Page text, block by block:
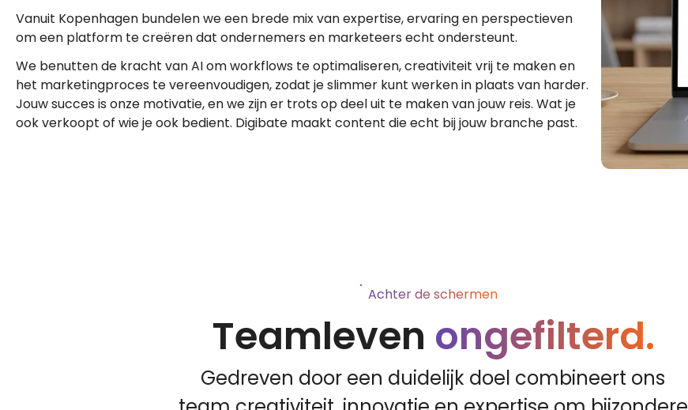
Vanuit Kopenhagen bundelen we een brede mix van expertise, ervaring en perspectieven
om een platform te creëren dat ondernemers en marketeers echt ondersteunt.
We benutten de kracht van AI om workflows te optimaliseren, creativiteit vrij te maken en
het marketingproces te vereenvoudigen, zodat je slimmer kunt werken in plaats van harder.
Jouw succes is onze motivatie, en we zijn er trots op deel uit te maken van jouw reis. Wat je
ook verkoopt of wie je ook bedient. Digibate maakt content die echt bij jouw branche past.
Achter de schermen
Teamleven ongefilterd.
Gedreven door een duidelijk doel combineert ons